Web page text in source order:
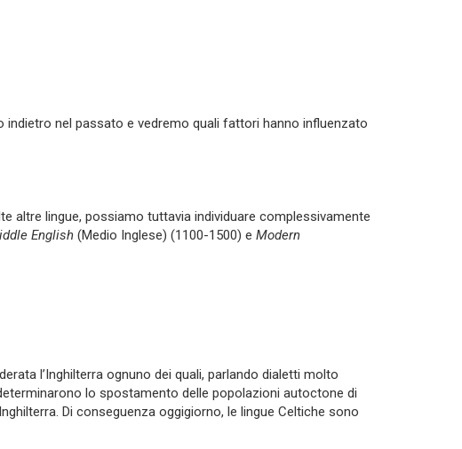
indietro nel passato e vedremo quali fattori hanno influenzato
altre lingue, possiamo tuttavia individuare complessivamente
English (Medio Inglese) (1100-1500) e Modern
l’Inghilterra ognuno dei quali, parlando dialetti molto
lo spostamento delle popolazioni autoctone di
Di conseguenza oggigiorno, le lingue Celtiche sono